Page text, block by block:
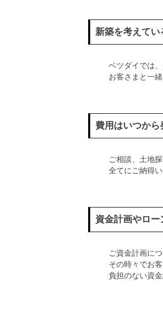
新築を考えてい
ベツダイでは
お客さまと一
費用はいつから
ご相談、土地
全てにご納得
資金計画やロ
ご資金計画に
その時々でお
負担のない資